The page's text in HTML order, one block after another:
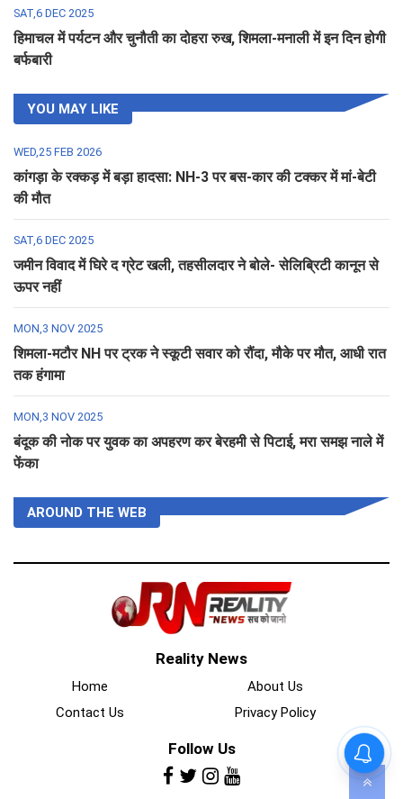
SAT,6 DEC 2025
हिमाचल में पर्यटन और चुनौती का दोहरा रुख, शिमला-मनाली में इन दिन होगी
बर्फबारी
YOU MAY LIKE
WED,25 FEB 2026
कांगड़ा के रक्कड़ में बड़ा हादसा: NH-3 पर बस-कार की टक्कर में मां-बेटी
की मौत
SAT,6 DEC 2025
जमीन विवाद में घिरे द ग्रेट खली, तहसीलदार ने बोले- सेलिब्रिटी कानून से
ऊपर नहीं
MON,3 NOV 2025
शिमला-मटौर NH पर ट्रक ने स्कूटी सवार को रौंदा, मौके पर मौत, आधी रात
तक हंगामा
MON,3 NOV 2025
बंदूक की नोक पर युवक का अपहरण कर बेरहमी से पिटाई, मरा समझ नाले में
फेंका
AROUND THE WEB
Reality News
Home
About Us
Contact Us
Privacy Policy
Follow Us